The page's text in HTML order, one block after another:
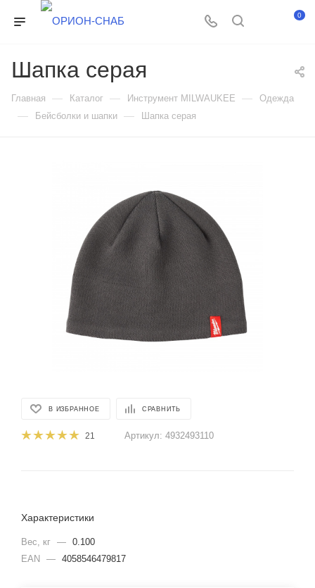
0
Шапка серая
Главная — Каталог — Инструмент MILWAUKEE — Одежда
— Бейсболки и шапки — Шапка серая
В ИЗБРАННОЕ СРАВНИТЬ
21 Артикул: 4932493110
Характеристики
Вес, кг — 0.100
EAN
— 4058546479817